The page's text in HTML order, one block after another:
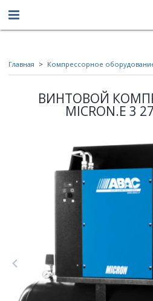
Главная Компрессорное
ВИНТОВОЙ
MICRON.E 3